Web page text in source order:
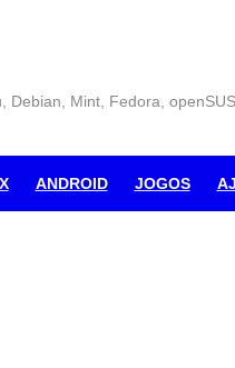
Mint, Fedora,
ANDROID JOGOS